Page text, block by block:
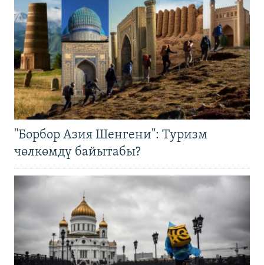
"Борбор Азия Шенгени": Туризм
чөлкөмдү байытабы?